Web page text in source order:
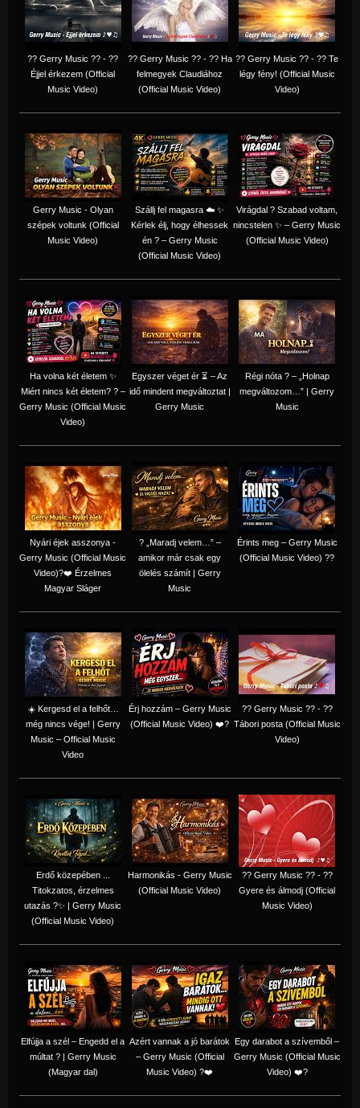
?? Gerry Music ?? - ??
Éjjel érkezem (Official
Music Video)
?? Gerry Music ?? - ?? Ha
felmegyek Claudiához
(Official Music Video)
?? Gerry Music ?? - ?? Te
légy fény! (Official Music
Video)
Gerry Music - Olyan
szépek voltunk (Official
Music Video)
Szállj fel magasra ☁️ ✨
Kérlek élj, hogy élhessek
én ? – Gerry Music
(Official Music Video)
Virágdal ? Szabad voltam,
nincstelen ✨ – Gerry Music
(Official Music Video)
Ha volna két életem ✨
Miért nincs két életem? ? –
Gerry Music (Official Music
Video)
Egyszer véget ér ⏳ – Az
idő mindent megváltoztat |
Gerry Music
Régi nóta ? – „Holnap
megváltozom…” | Gerry
Music
Nyári éjek asszonya -
Gerry Music (Official Music
Video)?❤️ Érzelmes
Magyar Sláger
? „Maradj velem…” –
amikor már csak egy
ölelés számít | Gerry
Music
Érints meg – Gerry Music
(Official Music Video) ??
☀️ Kergesd el a felhőt…
még nincs vége! | Gerry
Music – Official Music
Video
Érj hozzám – Gerry Music
(Official Music Video) ❤️?
?? Gerry Music ?? - ??
Tábori posta (Official Music
Video)
Erdő közepében ...
Titokzatos, érzelmes
utazás ?✨ | Gerry Music
(Official Music Video)
Harmonikás - Gerry Music
(Official Music Video)
?? Gerry Music ?? - ??
Gyere és álmodj (Official
Music Video)
Elfújja a szél – Engedd el a
múltat ? | Gerry Music
(Magyar dal)
Azért vannak a jó barátok
– Gerry Music (Official
Music Video) ?❤️
Egy darabot a szívemből –
Gerry Music (Official Music
Video) ❤️?